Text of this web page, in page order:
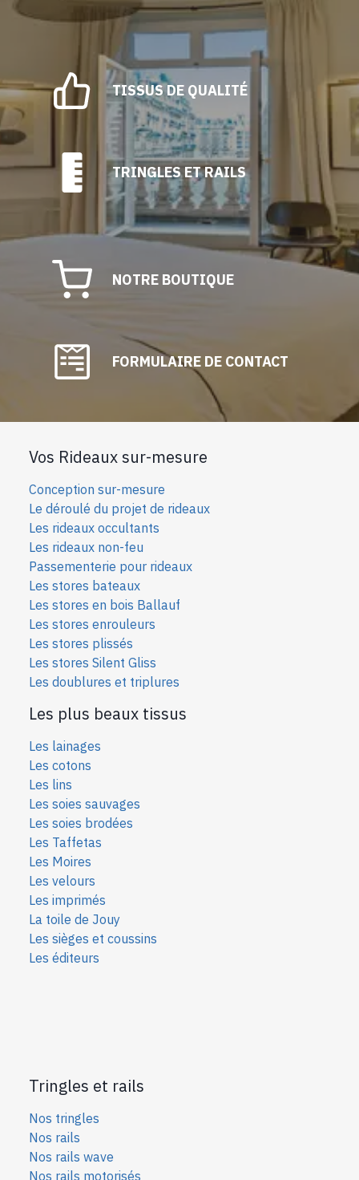
TISSUS DE QUALITÉ
TRINGLES ET RAILS
NOTRE BOUTIQUE
FORMULAIRE DE CONTACT
Vos Rideaux sur-mesure
Conception sur-mesure
Le déroulé du projet de rideaux
Les rideaux occultants
Les rideaux non-feu
Passementerie pour rideaux
Les stores bateaux
Les stores en bois Ballauf
Les stores enrouleurs
Les stores plissés
Les stores Silent Gliss
Les doublures et triplures
Les plus beaux tissus
Les lainages
Les cotons
Les lins
Les soies sauvages
Les soies brodées
Les Taffetas
Les Moires
Les velours
Les imprimés
La toile de Jouy
Les sièges et coussins
Les éditeurs
Tringles et rails
Nos tringles
Nos rails
Nos rails wave
Nos rails motorisés